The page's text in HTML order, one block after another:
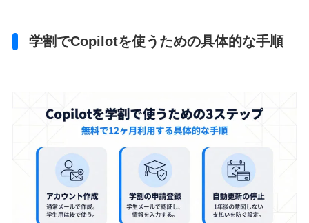
学割でCopilotを使うための具体的な手順